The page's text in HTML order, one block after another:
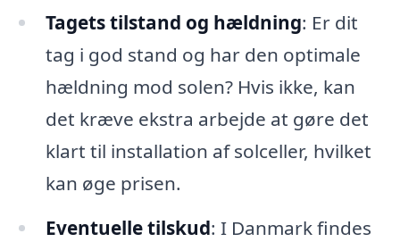
Tagets tilstand og hældning: Er dit
tag i god stand og har den optimale
hældning mod solen? Hvis ikke, kan
det kræve ekstra arbejde at gøre det
klart til installation af solceller, hvilket
kan øge prisen.
Eventuelle tilskud: I Danmark findes